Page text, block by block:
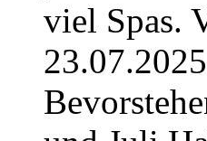
viel Spas.
23.07.2025